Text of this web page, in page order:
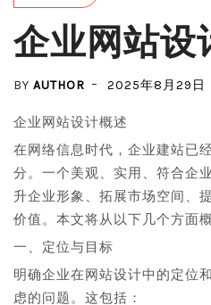
企业网站设
BY AUTHOR 2025年8月29日
企业网站设计概述
在网络信息时代，企业建站已
分。一个美观、实用、符合企
升企业形象、拓展市场空间、
价值。本文将从以下几个方面
一、定位与目标
明确企业在网站设计中的定位
虑的问题。这包括：